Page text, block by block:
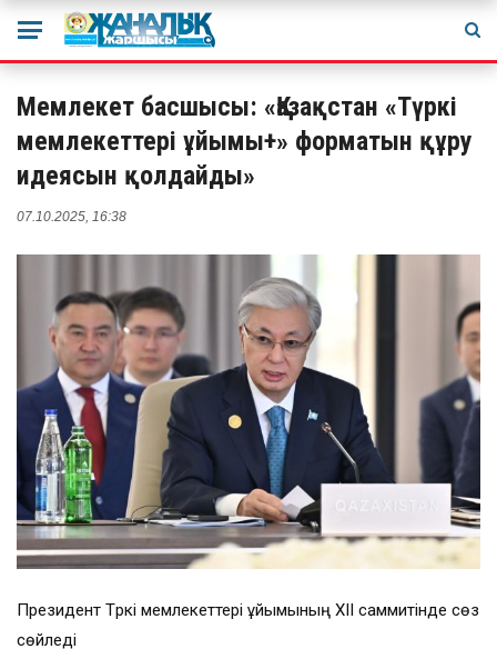
Мемлекет басшысы: «Қазақстан «Түркі
мемлекеттері ұйымы+» форматын құру
идеясын қолдайды»
07.10.2025, 16:38
Президент Түркі мемлекеттері ұйымының ХІІ саммитінде сөз
сөйледі